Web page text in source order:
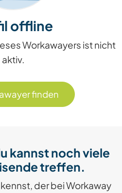
offline
Workawayers ist nicht
aktiv.
finden
kannst noch viele
treffen.
der bei Workaway